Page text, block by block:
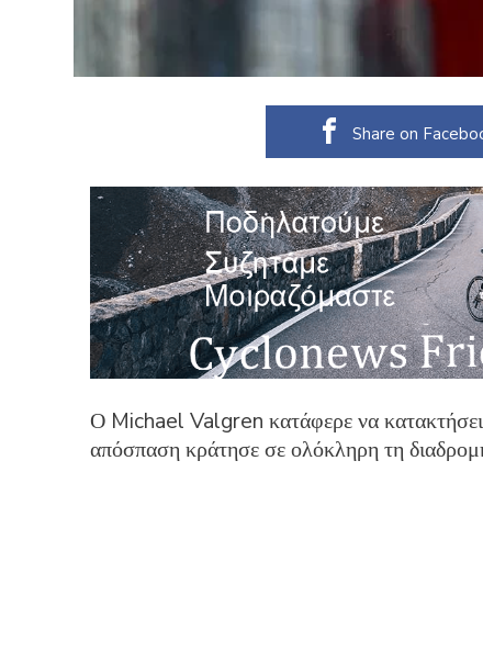
Share on
Ο Michael Valgren κατάφερε να
απόσπαση κράτησε σε ολόκληρη τη